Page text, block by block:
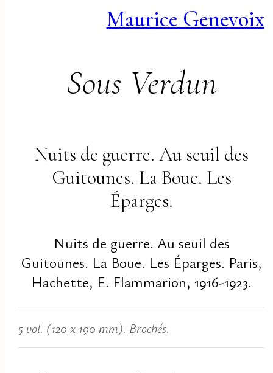
Maurice Genevoix
Sous Verdun
Nuits de guerre. Au seuil des
Guitounes. La Boue. Les
Éparges.
Nuits de guerre. Au seuil des
Guitounes. La Boue. Les Éparges. Paris,
Hachette, E. Flammarion, 1916-1923.
5 vol. (120 x 190 mm). Brochés.